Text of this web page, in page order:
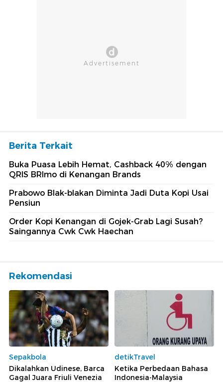
Berita Terkait
Buka Puasa Lebih Hemat, Cashback 40% dengan
QRIS BRImo di Kenangan Brands
Prabowo Blak-blakan Diminta Jadi Duta Kopi Usai
Pensiun
Order Kopi Kenangan di Gojek-Grab Lagi Susah?
Saingannya Cwk Cwk Haechan
Rekomendasi
Sepakbola
Dikalahkan Udinese, Barca
Gagal Juara Friuli Venezia
detikTravel
Ketika Perbedaan Bahasa
Indonesia-Malaysia